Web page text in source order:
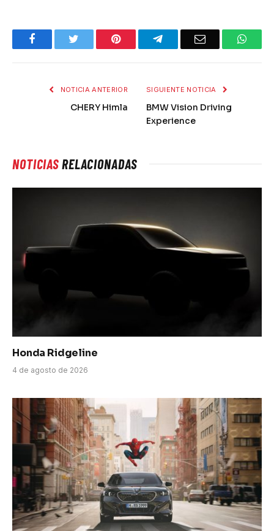
Facebook Pinterest TelegramEmail
NOTICIA ANTERIOR
CHERY Himla
SIGUIENTE NOTICIA
BMW Vision Driving
Experience
NOTICIASRELACIONADAS
Honda Ridgeline
4 de agosto de 2026